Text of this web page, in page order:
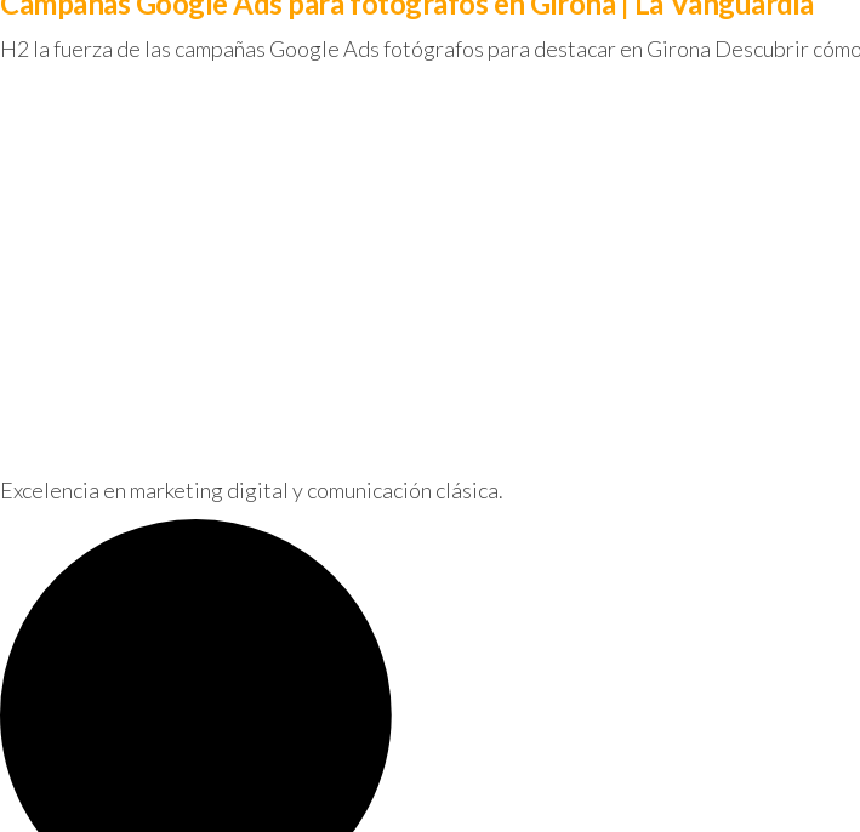
H2 la fuerza de las campañas Google Ads fotógrafos para destacar en Girona Descubrir cómo
Excelencia en marketing digital y comunicación clásica.